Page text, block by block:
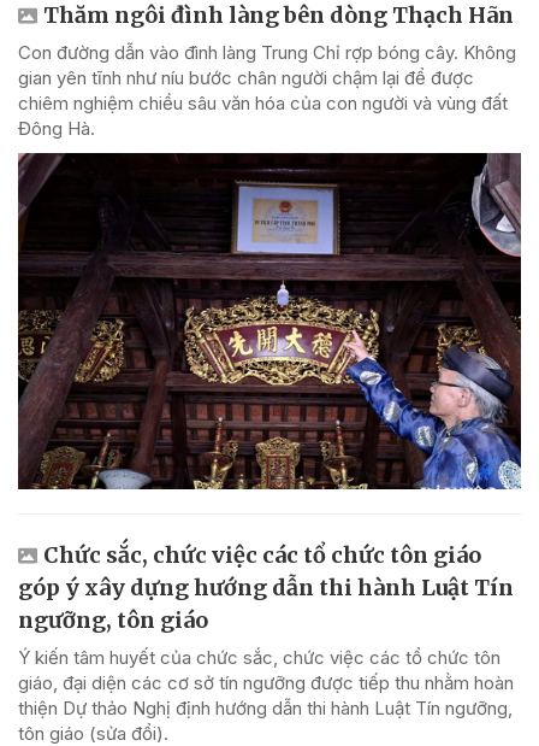
Thăm ngôi đình làng bên dòng Thạch Hãn
Con đường dẫn vào đình làng Trung Chỉ rợp bóng cây. Không
gian yên tĩnh như níu bước chân người chậm lại để được
chiêm nghiệm chiều sâu văn hóa của con người và vùng đất
Đông Hà.
Chức sắc, chức việc các tổ chức tôn giáo
góp ý xây dựng hướng dẫn thi hành Luật Tín
ngưỡng, tôn giáo
Ý kiến tâm huyết của chức sắc, chức việc các tổ chức tôn
giáo, đại diện các cơ sở tín ngưỡng được tiếp thu nhằm hoàn
thiện Dự thảo Nghị định hướng dẫn thi hành Luật Tín ngưỡng,
tôn giáo (sửa đổi).